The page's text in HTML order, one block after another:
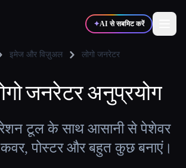
✦AI से सबमिट करें
🎨डिज़ाइनर
📈मार्केटर्स
इमेज और विज़ुअल लोगो जनरेटर
जनरेटरअनुप्रयोग
टूल के साथ आसानी से पेशेवर
पोस्टर और बहुत कुछ बनाएं।